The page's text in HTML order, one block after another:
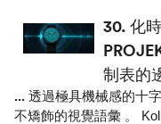
30. 化
制表的
... 透過極具機械感的十
不矯飾的視覺語彙 。